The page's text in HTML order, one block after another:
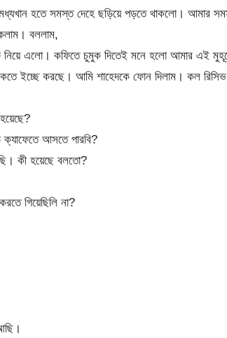
হতে সমস্ত দেহে ছড়িয়ে পড়তে থাকলো।
বললাম,
এলো। কফিতে চুমুক দিতেই মনে হলো আমার এই
ইচ্ছে করছে। আমি শাহেদকে ফোন দিলাম। কল
আসতে পারবি?
কী হয়েছে বলতো?
গিয়েছিলি না?